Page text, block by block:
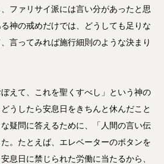
ファリサイ派には言い分があったと思
神の戒めだけでは、どうしても足りな
言ってみれば施行細則のような決まり
えて、これを聖くすべし」という神の
うしたら安息日をきちんと休んだこと
疑問に答えるために、「人間の言い伝
。たとえば、エレベーターのボタンを
息日に禁じられた労働に当たるから、